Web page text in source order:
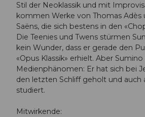
Stil der Neoklassik und mit
kommen Werke von Thomas Adès
Saëns, die sich bestens in den
Die Teenies und Twens stürmen
kein Wunder, dass er gerade den
«Opus Klassik» erhielt. Aber
Medienphänomen: Er hat sich bei
den letzten Schliff geholt und auch
studiert.
Mitwirkende: